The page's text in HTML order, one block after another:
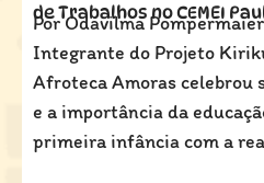
de Trabalhos no CEMEI
Por Odavilma
Integrante do Projeto
Afroteca Amoras celebrou
e a importância da
primeira infância com a